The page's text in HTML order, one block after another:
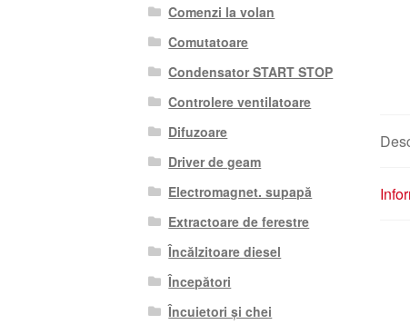
Comenzi la volan
Comutatoare
Condensator START STOP
Controlere ventilatoare
Difuzoare
Driver de geam
Electromagnet. supapă
Extractoare de ferestre
Încălzitoare diesel
Începători
Încuietori și chei